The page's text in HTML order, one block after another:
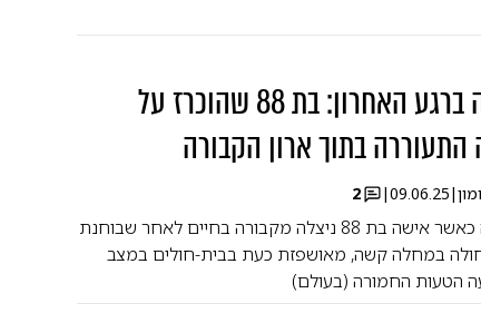
ניצלה ברגע האחרון: בת 88 שהוכרז על
התעוררה בתוך ארון הקבורה
|
09.06.25
|
2
אירוע ביזארי וחריג אירע בשבוע האחרון בצ'כיה כאשר אישה בת 88 ניצלה מקבורה בחיים לאחר שבוחנת
במחלה קשה, מאושפזת כעת בבית-חולים במצב
הטעות החמורה (בעולם)